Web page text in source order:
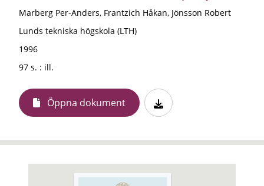
Marberg Per-Anders, Frantzich Håkan, Jönsson Robert
Lunds tekniska högskola (LTH)
1996
97 s. : ill.
Öppna dokument